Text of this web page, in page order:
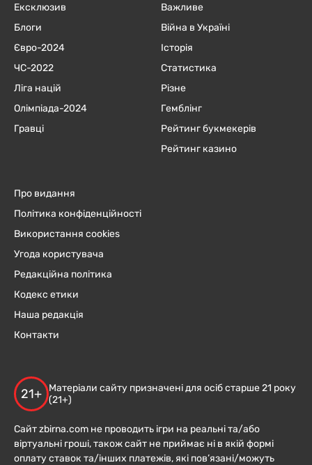
Ексклюзив
Блоги
Євро-2024
ЧC-2022
Ліга націй
Олімпіада-2024
Гравці
Важливе
Війна в Україні
Історія
Статистика
Різне
Гемблінг
Рейтинг букмекерів
Рейтинг казино
Про видання
Політика конфіденційності
Використання cookies
Угода користувача
Редакційна політика
Кодекс етики
Наша редакція
Контакти
21+
Матеріали сайту призначені для осіб старше 21 року
(21+)
Сайт zbirna.com не проводить ігри на реальні та/або
віртуальні гроші, також сайт не приймає ні в якій формі
оплату ставок та/інших платежів, які пов’язані/можуть